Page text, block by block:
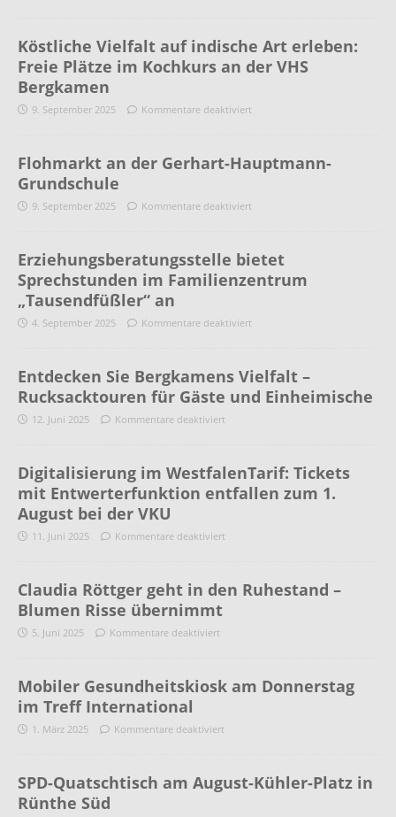
Köstliche Vielfalt auf indische Art erleben:
Freie Plätze im Kochkurs an der VHS
Bergkamen
9. September 2025 Kommentare deaktiviert
Flohmarkt an der Gerhart-Hauptmann-
Grundschule
9. September 2025 Kommentare deaktiviert
Erziehungsberatungsstelle bietet
Sprechstunden im Familienzentrum
„Tausendfüßler“ an
4. September 2025 Kommentare deaktiviert
Entdecken Sie Bergkamens Vielfalt –
Rucksacktouren für Gäste und Einheimische
12. Juni 2025 Kommentare deaktiviert
Digitalisierung im WestfalenTarif: Tickets
mit Entwerterfunktion entfallen zum 1.
August bei der VKU
11. Juni 2025 Kommentare deaktiviert
Claudia Röttger geht in den Ruhestand –
Blumen Risse übernimmt
5. Juni 2025 Kommentare deaktiviert
Mobiler Gesundheitskiosk am Donnerstag
im Treff International
1. März 2025 Kommentare deaktiviert
SPD-Quatschtisch am August-Kühler-Platz in
Rünthe Süd